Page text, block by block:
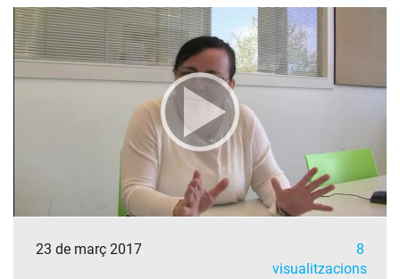
23 de març 2017
8
visualitzacions